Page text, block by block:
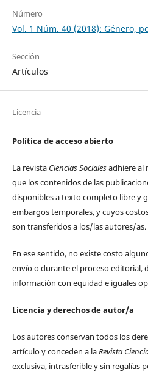
Número
Vol. 1 Núm. 40 (2018): Género,
Sección
Artículos
Licencia
Política de acceso abierto
La revista Ciencias Socialesadhiere al
que los contenidos de las
disponibles a texto completo libre y
embargos temporales, y cuyos
son transferidos a los/las autores/as.
En ese sentido, no existe costo
envío o durante el proceso editorial,
información con equidad e iguales
Licencia y derechos de autor/a
Los autores conservan todos los
artículo y conceden a laRevista
exclusiva, intrasferible y sin regalías